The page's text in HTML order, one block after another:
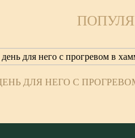
ДЛЯ НЕГО С